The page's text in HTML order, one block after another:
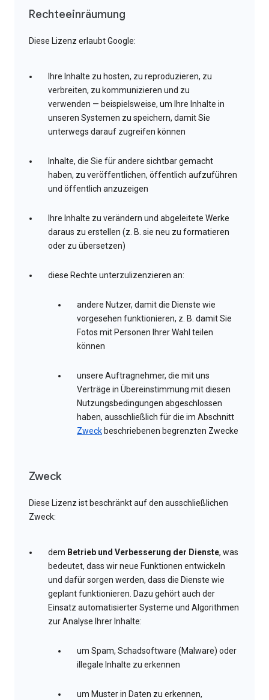
Rechteeinräumung
Diese Lizenz erlaubt Google:
Ihre Inhalte zu hosten, zu reproduzieren, zu
verbreiten, zu kommunizieren und zu
verwenden — beispielsweise, um Ihre Inhalte in
unseren Systemen zu speichern, damit Sie
unterwegs darauf zugreifen können
Inhalte, die Sie für andere sichtbar gemacht
haben, zu veröffentlichen, öffentlich aufzuführen
und öffentlich anzuzeigen
Ihre Inhalte zu verändern und abgeleitete Werke
daraus zu erstellen (z. B. sie neu zu formatieren
oder zu übersetzen)
diese Rechte unterzulizenzieren an:
andere Nutzer, damit die Dienste wie
vorgesehen funktionieren, z. B. damit Sie
Fotos mit Personen Ihrer Wahl teilen
können
unsere Auftragnehmer, die mit uns
Verträge in Übereinstimmung mit diesen
Nutzungsbedingungen abgeschlossen
haben, ausschließlich für die im Abschnitt
Zweck beschriebenen begrenzten Zwecke
Zweck
Diese Lizenz ist beschränkt auf den ausschließlichen
Zweck:
dem Betrieb und Verbesserung der Dienste, was
bedeutet, dass wir neue Funktionen entwickeln
und dafür sorgen werden, dass die Dienste wie
geplant funktionieren. Dazu gehört auch der
Einsatz automatisierter Systeme und Algorithmen
zur Analyse Ihrer Inhalte:
um Spam, Schadsoftware (Malware) oder
illegale Inhalte zu erkennen
um Muster in Daten zu erkennen,